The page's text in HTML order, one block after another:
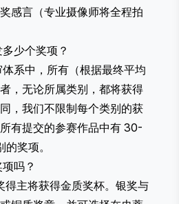
感言（专业摄像师将全程拍
少个奖项？
系中，所有（根据最终平均
，无论所属类别，都将获得
，我们不限制每个类别的获
有提交的参赛作品中有 30-
奖项。
吗？
得主将获得金质奖杯。银奖与